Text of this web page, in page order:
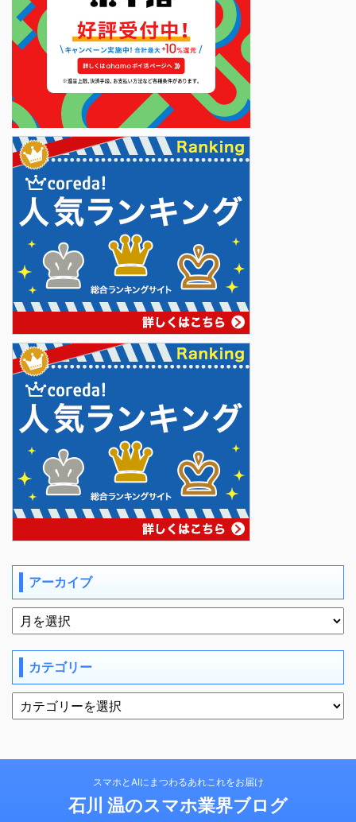
アーカイブ
カテゴリー
スマホとAIにまつわるあれこれをお届け
石川 温のスマホ業界ブログ